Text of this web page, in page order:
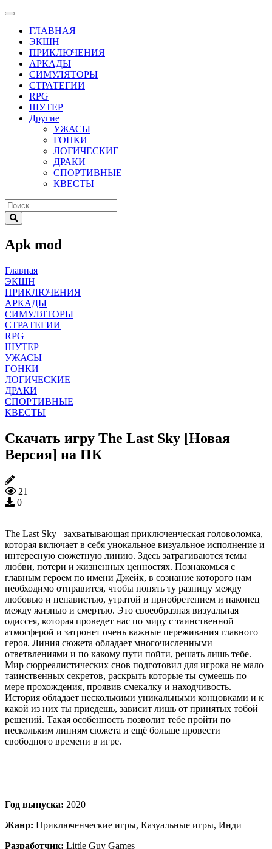
ГЛАВНАЯ
ЭКШН
ПРИКЛЮЧЕНИЯ
АРКАДЫ
СИМУЛЯТОРЫ
СТРАТЕГИИ
RPG
ШУТЕР
Другие
УЖАСЫ
ГОНКИ
ЛОГИЧЕСКИЕ
ДРАКИ
СПОРТИВНЫЕ
КВЕСТЫ
Apk mod
Главная
ЭКШН
ПРИКЛЮЧЕНИЯ
АРКАДЫ
СИМУЛЯТОРЫ
СТРАТЕГИИ
RPG
ШУТЕР
УЖАСЫ
ГОНКИ
ЛОГИЧЕСКИЕ
ДРАКИ
СПОРТИВНЫЕ
КВЕСТЫ
Скачать игру The Last Sky [Новая
Версия] на ПК
21
0
The Last Sky– захватывающая приключенческая головоломка,
которая включает в себя унокальное визуальное исполнение и
интересную сюжетную линию. Здесь затрагиваются темы
любви, потери и жизненных ценностях. Познакомься с
главным героем по имени Джейк, в сознание которого нам
необходимо отправится, чтобы понять ту разницу между
любовью и ненавистью, утратой и приобретением и наконец
между жизнью и смертью. Это своеобразная визуальная
одиссея, которая проведет нас по миру с таинственной
атмосферой и затронет очень важные переживания главного
героя. Линия сюжета обладает многочисленными
ответвлениями и по какому пути пойти, решать лишь тебе.
Мир сюрреалистических снов подготовил для игрока не мало
таинственных секретов, раскрыть которые ты сумеешь по
мере прохождения, проявив смекалку и находчивость.
История обладает несколькими уникальными концовками и к
какой из них ты приедешь, зависит лишь от принятых тобой
решений. Такая особенность позволит тебе пройти по
нескольким линиям сюжета и ещё больше провести
свободного времени в игре.
Год выпуска: 2020
Жанр: Приключенческие игры, Казуальные игры, Инди
Разработчик: Little Guy Games